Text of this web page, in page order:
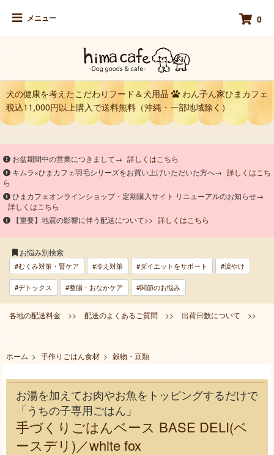
メニュー 0
犬の健康を考えたこだわりフード＆犬用品
わん子ん家ひまカフェ
税込11,000円以上購入で送料無料（沖縄・一部地域除く）
お盆期間中の営業につきまして→ 詳しくはこちら
キムラ×ひまカフェ羽毛シリーズをお買い上げいただいた方へ→ 詳しくはこち
ら
ひまカフェオンラインショップ・定期購入サイト リニューアルのお知らせ→
詳しくはこちら
【重要】地震の影響に伴う配送について>> 詳しくはこちら
お悩み別検索
#むくみ対策・腎ケア #冷え対策 #ダイエットをサポート #涙やけ
#デトックス #整腸・おなかケア #関節のお悩み
各地の配送料金 >> 配送のよくあるご質問 >> 出荷日数について >>
ホーム > 手作りごはん食材 > 穀物・豆類
お湯を加えてお肉やお魚をトッピングするだけで
「うちの子専用ごはん」
手づくりごはんベース BASE DELI(ベ
ースデリ)／white fox